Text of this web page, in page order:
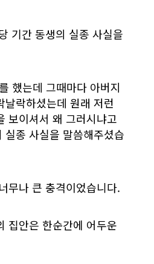
기간 동생의 실종 사실을
했는데 그때마다 아버지
락하셨는데 원래 저런
보이셔서 왜 그러시냐고
종 사실을 말씀해주셨습
무나 큰 충격이었습니다.
집안은 한순간에 어두운